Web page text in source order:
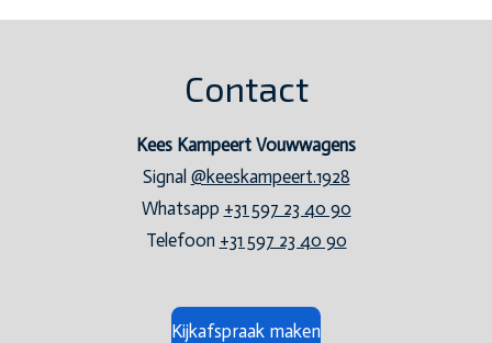
Contact
Kees Kampeert Vouwwagens
Signal @keeskampeert.1928
Whatsapp +31 597 23 40 90
Telefoon +31 597 23 40 90
Kijkafspraak maken